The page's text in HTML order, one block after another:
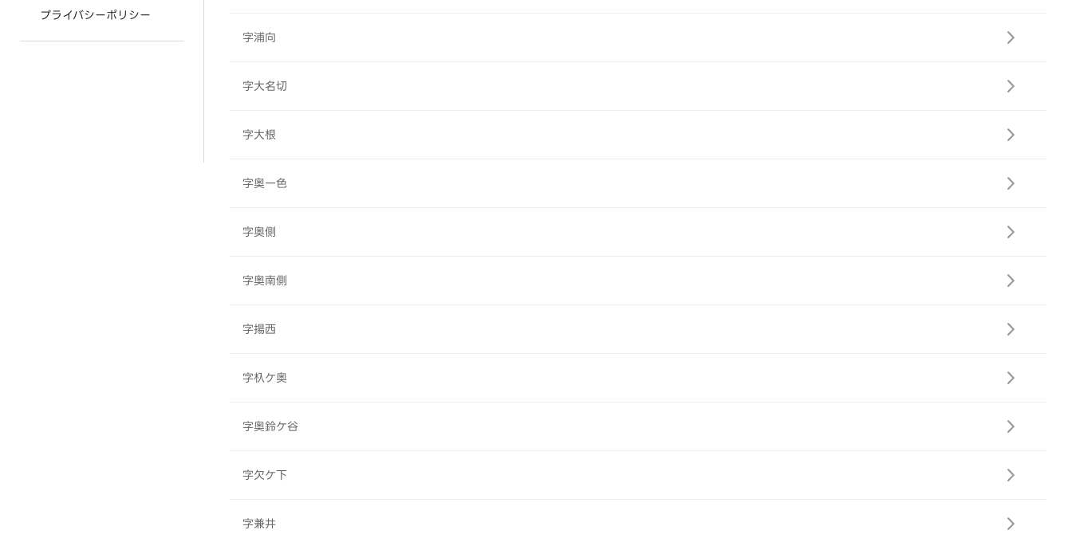
プライバシーポリシー
字浦向
字大名切
字大根
字奥一色
字奥側
字奥南側
字揚西
字杁ケ奥
字奥鈴ケ谷
字欠ケ下
字兼井